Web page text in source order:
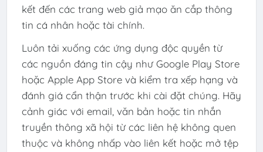
kết đến các trang web giả mạo ăn cắp thông
tin cá nhân hoặc tài chính.
Luôn tải xuống các ứng dụng độc quyền từ
các nguồn đáng tin cậy như Google Play Store
hoặc Apple App Store và kiểm tra xếp hạng và
đánh giá cẩn thận trước khi cài đặt chúng. Hãy
cảnh giác với email, văn bản hoặc tin nhắn
truyền thông xã hội từ các liên hệ không quen
thuộc và không nhấp vào liên kết hoặc mở tệp